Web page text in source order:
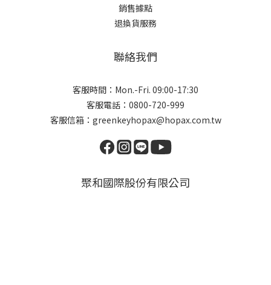
銷售據點
退換貨服務
聯絡我們
客服時間：Mon.-Fri. 09:00-17:30
客服電話：0800-720-999
客服信箱：greenkeyhopax@hopax.com.tw
聚和國際股份有限公司